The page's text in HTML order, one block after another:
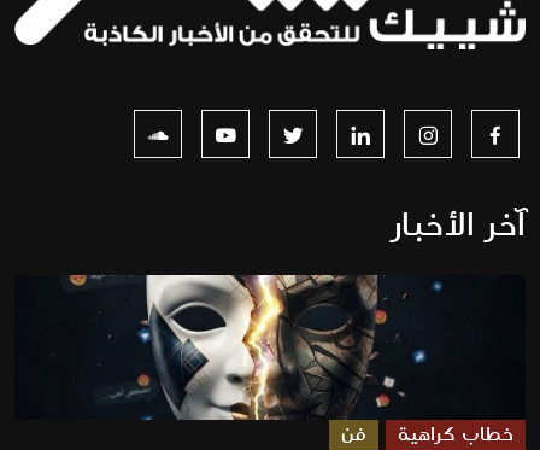
آخر الأخبار
خطاب كراهية فن